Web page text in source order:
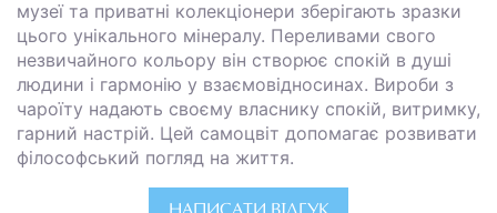
музеї та приватні колекціонери зберігають зразки
цього унікального мінералу. Переливами свого
незвичайного кольору він створює спокій в душі
людини і гармонію у взаємовідносинах. Вироби з
чароїту надають своєму власнику спокій, витримку,
гарний настрій. Цей самоцвіт допомагає розвивати
філософський погляд на життя.